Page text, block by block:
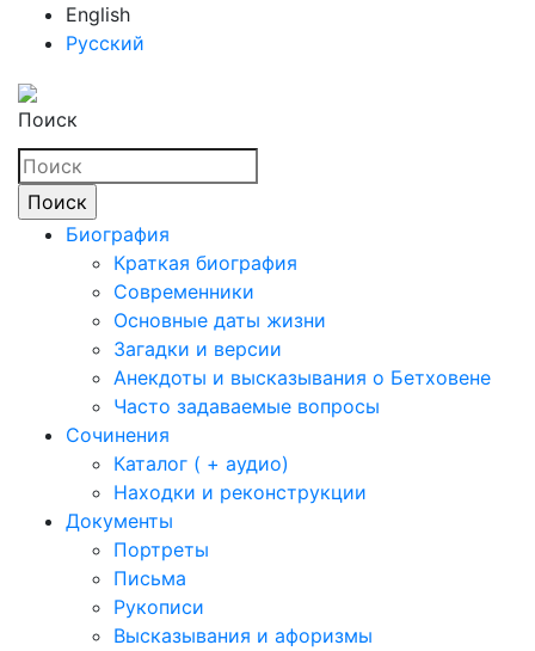
English
Русский
Поиск
Биография
Краткая биография
Современники
Основные даты жизни
Загадки и версии
Анекдоты и высказывания о Бетховене
Часто задаваемые вопросы
Сочинения
Каталог ( + аудио)
Находки и реконструкции
Документы
Портреты
Письма
Рукописи
Высказывания и афоризмы